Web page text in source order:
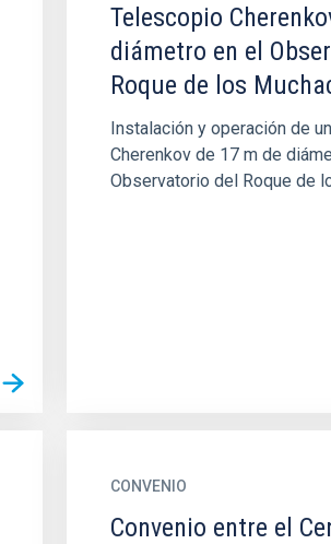
Telescopio
diámetro en el
Roque de los
Instalación y operación de
Cherenkov de 17 m de
Observatorio del Roque de
CONVENIO
Convenio entre el